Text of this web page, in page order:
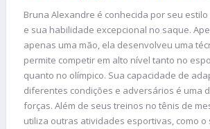
Bruna Alexandre é conhecida por seu
e sua habilidade excepcional no saque.
apenas uma mão, ela desenvolveu uma
permite competir em alto nível tanto no
quanto no olímpico. Sua capacidade de
diferentes condições e adversários é uma
forças. Além de seus treinos no tênis de
utiliza outras atividades esportivas, como o